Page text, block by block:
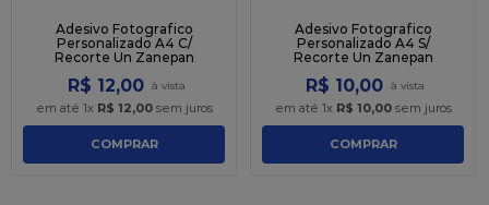
Adesivo Fotografico
Personalizado A4 C/
Recorte Un Zanepan
R$ 12,00
em até 1x R$ 12,00sem juros
COMPRAR
Adesivo Fotografico
Personalizado A4 S/
Recorte Un Zanepan
R$ 10,00
em até 1x R$ 10,00sem juros
COMPRAR